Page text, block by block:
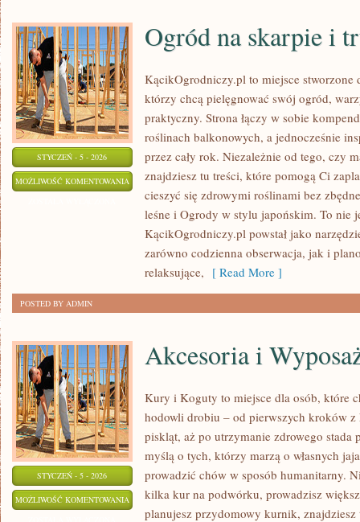
STYCZEŃ - 5 - 2026
MOŻLIWOŚĆ KOMENTOWANIA OGRÓD
SKARPIE
TRUDNYM
Ogród na skarpie i
KącikOgrodniczy.pl to miejsce
którzy chcą pielęgnować swój ogród,
praktyczny. Strona łączy w sobie
roślinach balkonowych, a jednocześnie
przez cały rok. Niezależnie od tego, czy
znajdziesz tu treści, które pomogą Ci
cieszyć się zdrowymi roślinami bez
leśne i Ogrody w stylu japońskim. To nie
KącikOgrodniczy.pl powstał jako
zarówno codzienna obserwacja, jak i
relaksujące, [ Read More ]
POSTED BY ADMIN
STYCZEŃ - 5 - 2026
MOŻLIWOŚĆ KOMENTOWANIA AKCESORIA
Akcesoria i
Kury i Koguty to miejsce dla osób, które
hodowli drobiu – od pierwszych kroków
piskląt, aż po utrzymanie zdrowego stada
myślą o tych, którzy marzą o własnych
prowadzić chów w sposób humanitarny.
kilka kur na podwórku, prowadzisz
planujesz przydomowy kurnik,